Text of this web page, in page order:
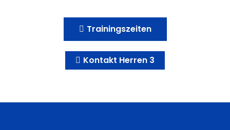
Trainingszeiten
Kontakt Herren 3